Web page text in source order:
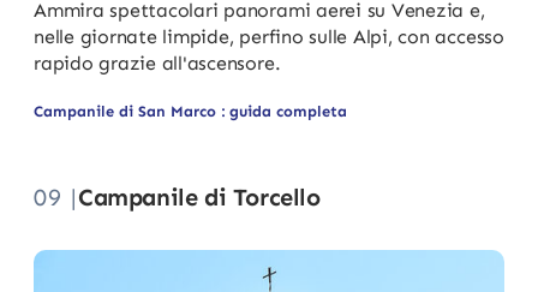
Ammira spettacolari panorami aerei su Venezia e,
nelle giornate limpide, perfino sulle Alpi, con accesso
rapido grazie all'ascensore.
Campanile di San Marco : guida completa
09 |Campanile di Torcello